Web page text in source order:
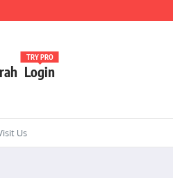
SEBAGAI STRATEGI ADAPTIF
Kader HMI dalam Orkestrasi
Login
TRY PRO
Us